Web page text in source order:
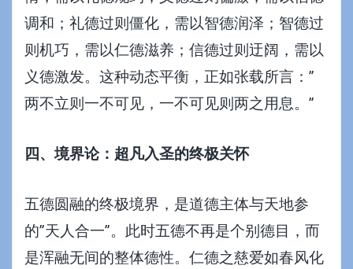
调和；礼德过则僵化，需以智德润泽；智德过
则机巧，需以仁德滋养；信德过则迂阔，需以
义德激发。这种动态平衡，正如张载所言：”
两不立则一不可见，一不可见则两之用息。”
四、境界论：超凡入圣的终极关怀
五德圆融的终极境界，是道德主体与天地参
的”天人合一”。此时五德不再是个别德目，而
是浑融无间的整体德性。仁德之慈爱如春风化